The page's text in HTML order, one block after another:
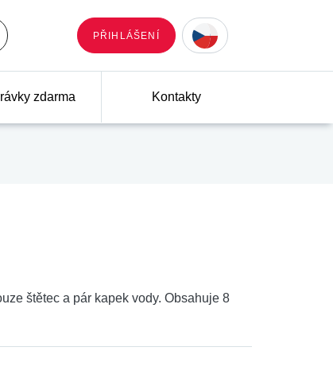
PŘIHLÁŠENÍ
zdarma Kontakty
štětec a pár kapek vody. Obsahuje 8